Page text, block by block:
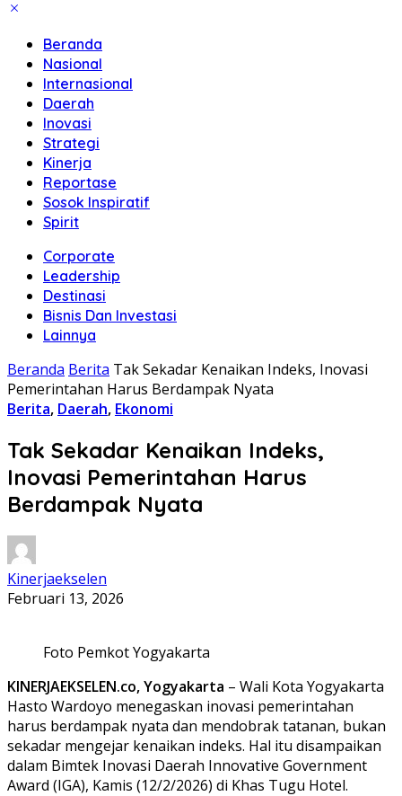
Beranda
Nasional
Internasional
Daerah
Inovasi
Strategi
Kinerja
Reportase
Sosok Inspiratif
Spirit
Corporate
Leadership
Destinasi
Bisnis Dan Investasi
Lainnya
Beranda Berita Tak Sekadar Kenaikan Indeks, Inovasi
Pemerintahan Harus Berdampak Nyata
Berita, Daerah, Ekonomi
Tak Sekadar Kenaikan Indeks,
Inovasi Pemerintahan Harus
Berdampak Nyata
Kinerjaekselen
Februari 13, 2026
Foto Pemkot Yogyakarta
KINERJAEKSELEN.co, Yogyakarta – Wali Kota Yogyakarta
Hasto Wardoyo menegaskan inovasi pemerintahan
harus berdampak nyata dan mendobrak tatanan, bukan
sekadar mengejar kenaikan indeks. Hal itu disampaikan
dalam Bimtek Inovasi Daerah Innovative Government
Award (IGA), Kamis (12/2/2026) di Khas Tugu Hotel.